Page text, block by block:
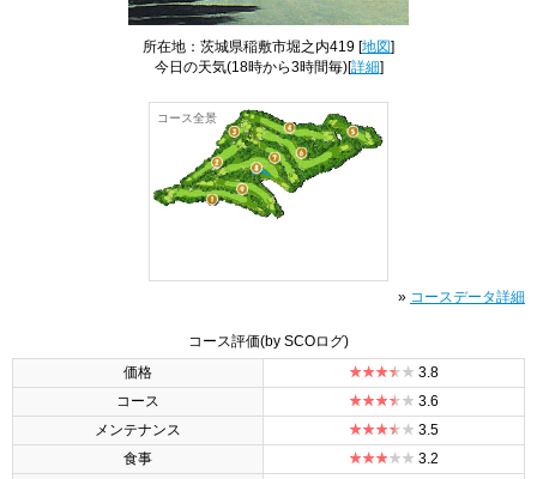
所在地：茨城県稲敷市堀之内419 [地図]
今日の天気(18時から3時間毎)[詳細]
コース全景
» コースデータ詳細
コース評価(by SCOログ)
価格
3.8
コース
3.6
メンテナンス
3.5
食事
3.2